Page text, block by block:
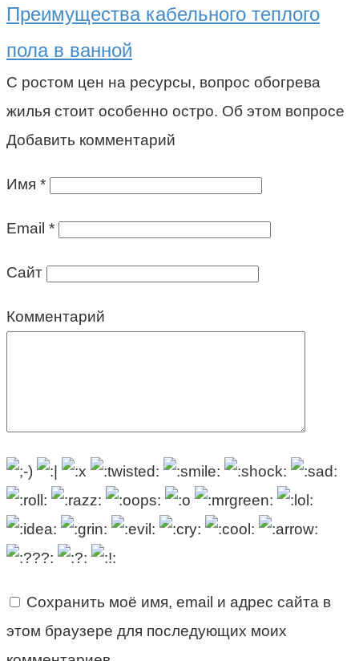
Преимущества кабельного теплого
пола в ванной
С ростом цен на ресурсы, вопрос обогрева
жилья стоит особенно остро. Об этом вопросе
Добавить комментарий
Имя *
Email *
Сайт
Комментарий
Сохранить моё имя, email и адрес сайта в
этом браузере для последующих моих